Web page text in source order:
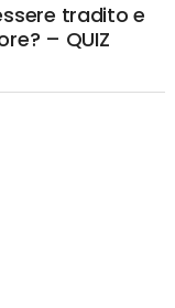
tradito e
– QUIZ